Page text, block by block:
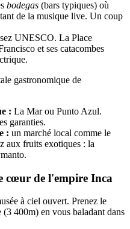
bodegas (bars typiques) où
de la musique live. Un coup
UNESCO. La Place
et ses catacombes
gastronomique de
: La Mar ou Punto Azul.
garanties.
: un marché local comme le
aux fruits exotiques : la
cœur de l'empire Inca
à ciel ouvert. Prenez le
400m) en vous baladant dans